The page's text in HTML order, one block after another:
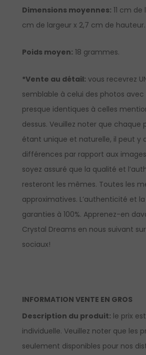
Dimensions moyennes: 11 cm
cm de largeur x 2,7 cm de hauteur.
Poids moyen: 18 grammes.
*Vente au détail: vous recevrez
semblable à celui des photos avec
presque identiques à celles
dessus. Veuillez noter que chaque
étant unique et naturelle, il peut y
différences par rapport aux
soyez assuré que la qualité et
resteront les mêmes. Toutes les
approximatives. L’authenticité et
garanties à 100%. Apprenez-en
Crystal Dreams en nous suivant
sociaux!
INFORMATION VENTE EN GROS
Description du produit: le prix
individuelle. Veuillez noter que les
seulement disponibles pour nos